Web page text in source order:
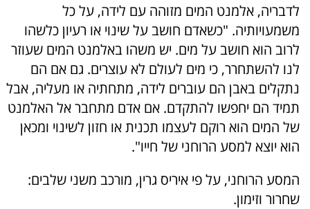
לדבריה, אלמנט המים מזוהה עם לידה, על כל
משמעויותיה. "כשאדם חושב על שינוי או רעיון כלשהו
לרוב הוא חושב על מים. יש משהו באלמנט המים שעוזר
לנו להשתחרר, כי מים לעולם לא עוצרים. גם אם הם
נתקלים באבן הם עוברים לידה, מתחתיה או מעליה, אבל
תמיד הם יחפשו להתקדם. אם אדם מתחבר אל האלמנט
של המים הוא רוקם לעצמו תכנית או חזון לשינוי ומכאן
הוא יוצא למסע הרוחני של חייו".
המסע הרוחני, על פי איריס גרין, מורכב משני שלבים:
שחרור וזימון.